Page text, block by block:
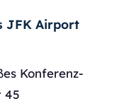
JFK Airport
Konferenz-
45